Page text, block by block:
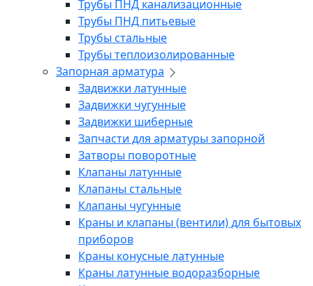
Трубы ПНД канализационные
Трубы ПНД питьевые
Трубы стальные
Трубы теплоизолированные
Запорная арматура
Задвижки латунные
Задвижки чугунные
Задвижки шиберные
Запчасти для арматуры запорной
Затворы поворотные
Клапаны латунные
Клапаны стальные
Клапаны чугунные
Краны и клапаны (вентили) для бытовых
приборов
Краны конусные латунные
Краны латунные водоразборные